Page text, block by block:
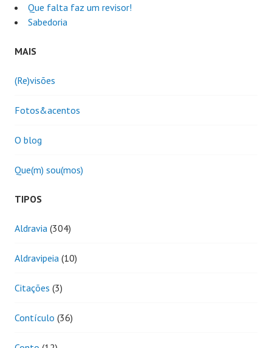
Que falta faz um revisor!
Sabedoria
MAIS
(Re)visões
Fotos&acentos
O blog
Que(m) sou(mos)
TIPOS
Aldravia (304)
Aldravipeia (10)
Citações (3)
Contículo (36)